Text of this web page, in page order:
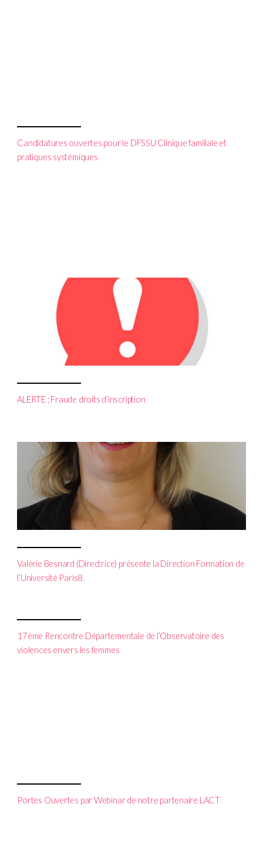
Candidatures ouvertes pour le DFSSU Clinique familiale et
pratiques systémiques
ALERTE : Fraude droits d’inscription
Valérie Besnard (Directrice) présente la Direction Formation de
l’Université Paris8.
17ème Rencontre Départementale de l’Observatoire des
violences envers les femmes
Portes Ouvertes par Webinar de notre partenaire LACT